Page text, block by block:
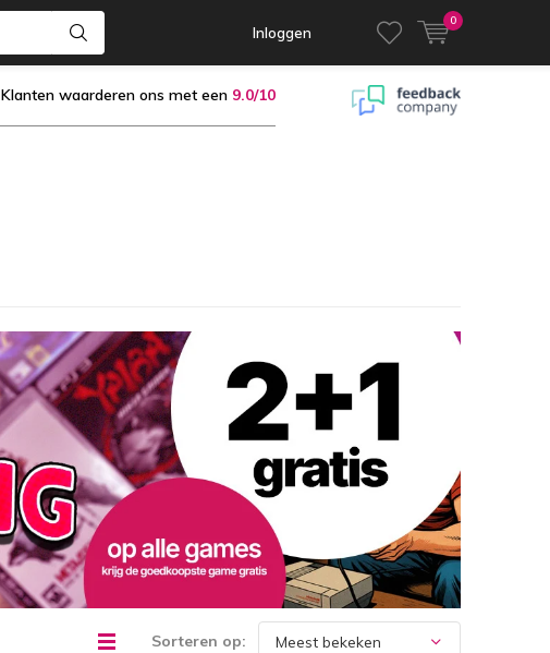
Inloggen
0
Klanten waarderen ons met een 9.0/10
Sorteren op: